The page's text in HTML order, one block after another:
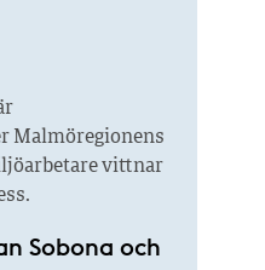
Malmöregionens
vittnar
Sobona och